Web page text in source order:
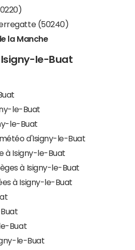
(50240)
la Manche
Isigny-le-Buat
le-Buat
le-Buat
d'Isigny-le-Buat
à Isigny-le-Buat
à Isigny-le-Buat
à Isigny-le-Buat
Buat
le-Buat